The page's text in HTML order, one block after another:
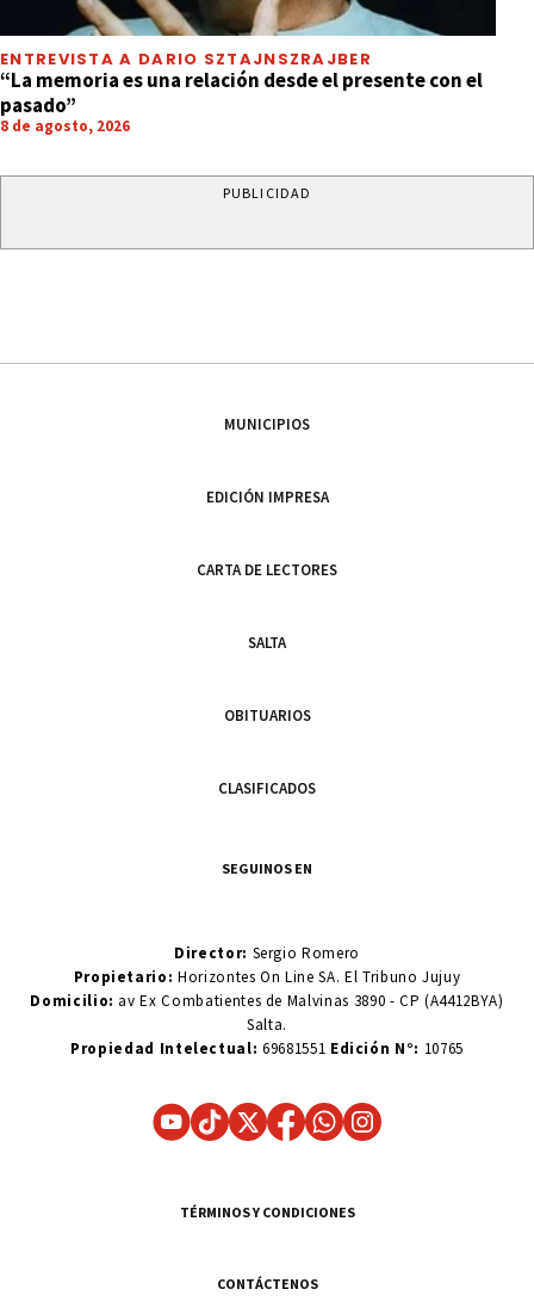
ENTREVISTA A DARIO SZTAJNSZRAJBER
“La memoria es una relación desde el presente con el
pasado”
8 de agosto, 2026
PUBLICIDAD
MUNICIPIOS
EDICIÓN IMPRESA
CARTA DE LECTORES
SALTA
OBITUARIOS
CLASIFICADOS
SEGUINOS EN
Director: Sergio Romero
Propietario:Horizontes On Line SA. El Tribuno Jujuy
Domicilio: av Ex Combatientes de Malvinas 3890 - CP (A4412BYA)
Salta.
Propiedad Intelectual: 69681551 Edición N°: 10765
TÉRMINOS Y CONDICIONES
CONTÁCTENOS